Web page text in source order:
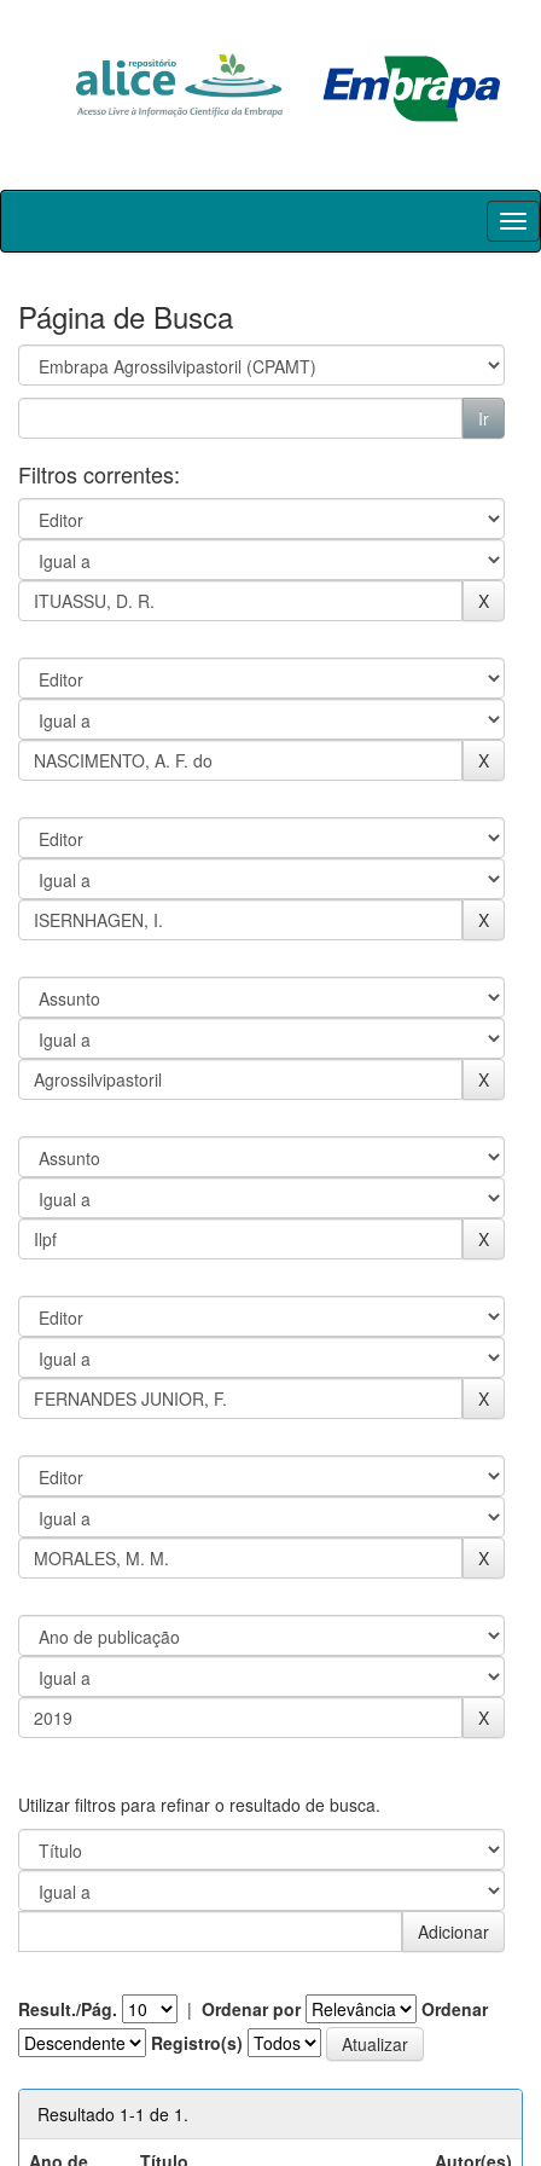
Skip
Página de Busca
Filtros correntes:
Utilizar filtros para refinar o resultado de busca.
Result./Pág. | Ordenar por
Ordenar
Registro(s)
Resultado 1-1 de 1.
Ano de
Título Autor(es)